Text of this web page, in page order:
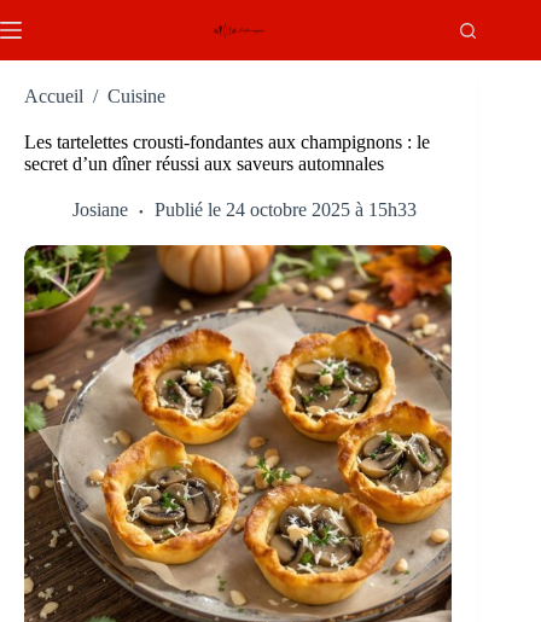
au
Accueil / Cuisine
Les tartelettes crousti-fondantes aux champignons : le
secret d’un dîner réussi aux saveurs automnales
Josiane Publié le 24 octobre 2025 à 15h33